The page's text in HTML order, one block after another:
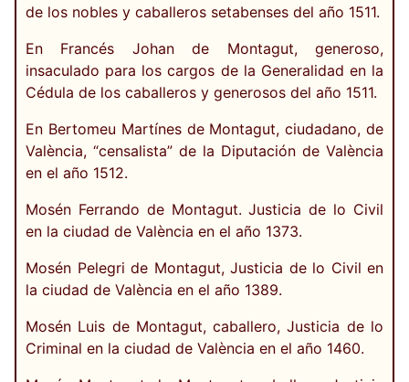
de los nobles y caballeros setabenses del año 1511.
En Francés Johan de Montagut, generoso,
insaculado para los cargos de la Generalidad en la
Cédula de los caballeros y generosos del año 1511.
En Bertomeu Martínes de Montagut, ciudadano, de
València, “censalista” de la Diputación de València
en el año 1512.
Mosén Ferrando de Montagut. Justicia de lo Civil
en la ciudad de València en el año 1373.
Mosén Pelegri de Montagut, Justicia de lo Civil en
la ciudad de València en el año 1389.
Mosén Luis de Montagut, caballero, Justicia de lo
Criminal en la ciudad de València en el año 1460.